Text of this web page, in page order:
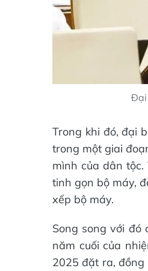
Đại
Trong khi đó, đại
trong một giai
mình của dân
tinh gọn bộ máy,
xếp bộ máy.
Song song với đó
năm cuối của
2025 đặt ra, đồng